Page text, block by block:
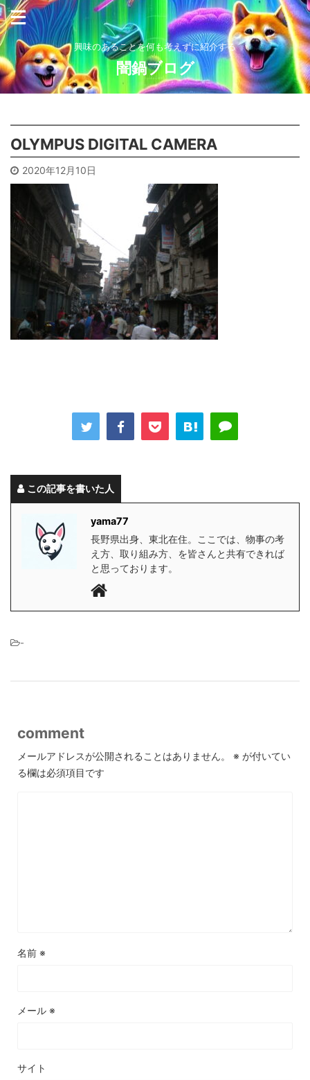
興味のあることを何も考えずに紹介する
闇鍋ブログ
OLYMPUS DIGITAL CAMERA
2020年12月10日
この記事を書いた人
yama77
長野県出身、東北在住。ここでは、物事の考
え方、取り組み方、を皆さんと共有できれば
と思っております。
-
comment
メールアドレスが公開されることはありません。 ※ が付いてい
る欄は必須項目です
名前 ※
メール ※
サイト